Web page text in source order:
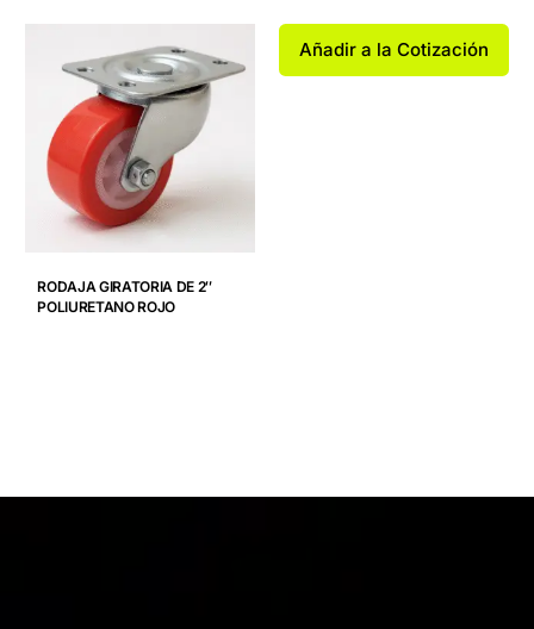
RODAJA GIRATORIA DE 2″
POLIURETANO ROJO
Añadir a la Cotización